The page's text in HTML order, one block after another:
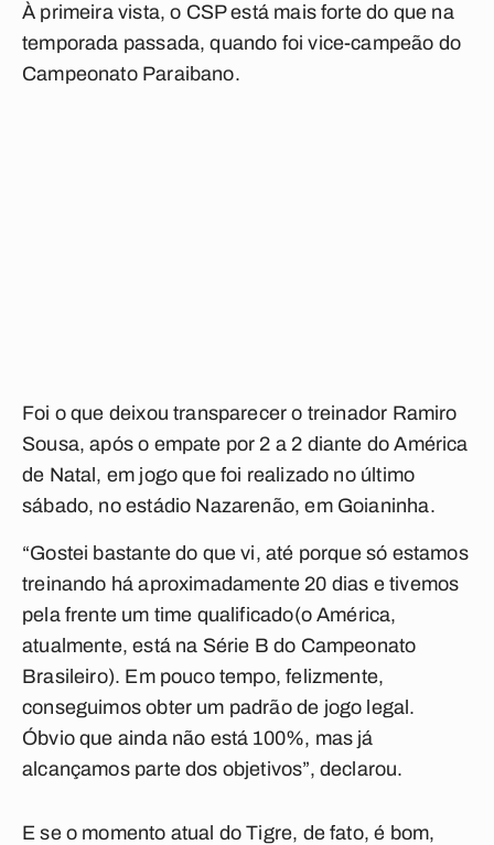
À primeira vista, o CSP está mais forte do que na
temporada passada, quando foi vice-campeão do
Campeonato Paraibano.
Foi o que deixou transparecer o treinador Ramiro
Sousa, após o empate por 2 a 2 diante do América
de Natal, em jogo que foi realizado no último
sábado, no estádio Nazarenão, em Goianinha.
“Gostei bastante do que vi, até porque só estamos
treinando há aproximadamente 20 dias e tivemos
pela frente um time qualificado(o América,
atualmente, está na Série B do Campeonato
Brasileiro). Em pouco tempo, felizmente,
conseguimos obter um padrão de jogo legal.
Óbvio que ainda não está 100%, mas já
alcançamos parte dos objetivos”, declarou.
E se o momento atual do Tigre, de fato, é bom,